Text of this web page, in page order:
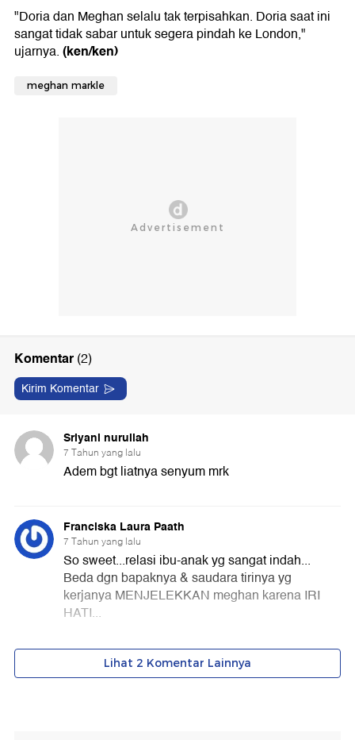
"Doria dan Meghan selalu tak terpisahkan. Doria saat ini
sangat tidak sabar untuk segera pindah ke London,"
ujarnya.(ken/ken)
meghan markle